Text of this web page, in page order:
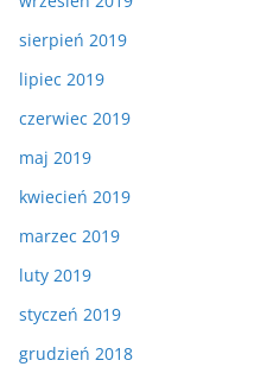
sierpień 2019
lipiec 2019
czerwiec 2019
maj 2019
kwiecień 2019
marzec 2019
luty 2019
styczeń 2019
grudzień 2018